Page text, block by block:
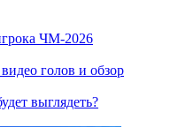
ЧМ-2026
голов и обзор
выглядеть?